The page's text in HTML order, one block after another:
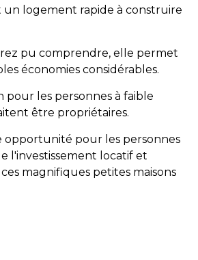
un logement rapide à construire
pu comprendre, elle permet
économies considérables.
pour les personnes à faible
être propriétaires.
opportunité pour les personnes
l'investissement locatif et
magnifiques petites maisons